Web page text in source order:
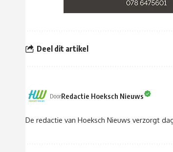
Deel dit artikel
DoorRedactie Hoeksch Nieuws
De redactie van Hoeksch Nieuws verzorgt